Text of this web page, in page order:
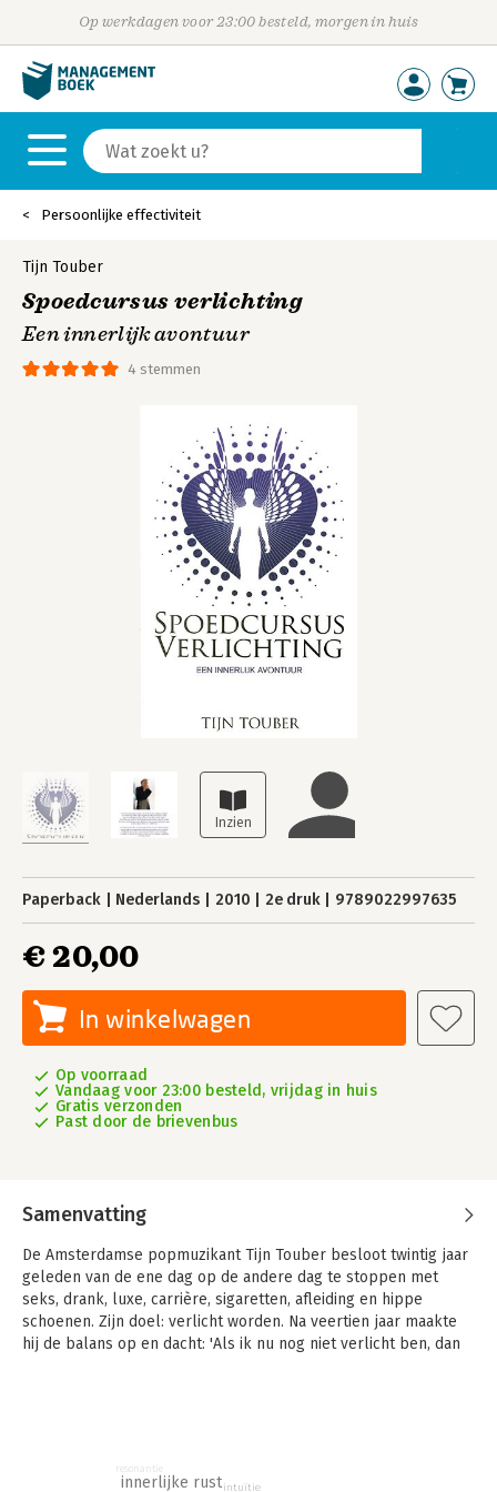
Op werkdagen voor 23:00 besteld, morgen in huis
Persoonlijke effectiviteit
4 stemmen
Tijn Touber
Spoedcursus verlichting
Een innerlijk avontuur
Paperback Nederlands 2010 2e druk 9789022997635
€ 20,00
In winkelwagen
Op voorraad
Vandaag voor 23:00 besteld, vrijdag in huis
Gratis verzonden
Past door de brievenbus
Samenvatting
De Amsterdamse popmuzikant Tijn Touber besloot twintig jaar
geleden van de ene dag op de andere dag te stoppen met
seks, drank, luxe, carrière, sigaretten, afleiding en hippe
schoenen. Zijn doel: verlicht worden. Na veertien jaar maakte
hij de balans op en dacht: 'Als ik nu nog niet verlicht ben, dan
u kennis met de mensen die Tijn door de jaren heen
innerlijke rustintuïtie
resonantie